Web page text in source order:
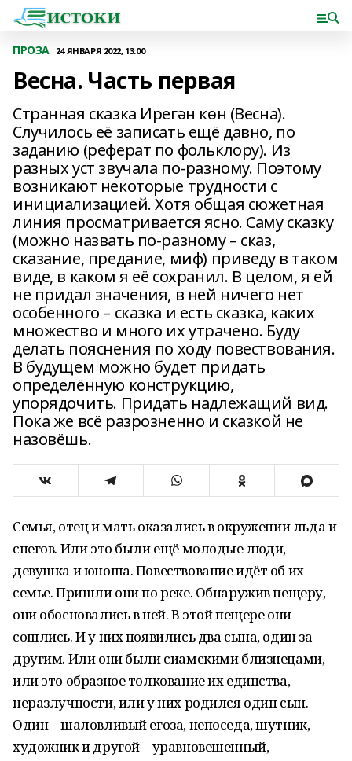
ПРОЗА 24 ЯНВАРЯ 2022, 13:00
Весна. Часть первая
Странная сказка Ирегән көн (Весна).
Случилось её записать ещё давно, по
заданию (реферат по фольклору). Из
разных уст звучала по-разному. Поэтому
возникают некоторые трудности с
инициализацией. Хотя общая сюжетная
линия просматривается ясно. Саму сказку
(можно назвать по-разному – сказ,
сказание, предание, миф) приведу в таком
виде, в каком я её сохранил. В целом, я ей
не придал значения, в ней ничего нет
особенного – сказка и есть сказка, каких
множество и много их утрачено. Буду
делать пояснения по ходу повествования.
В будущем можно будет придать
определённую конструкцию,
упорядочить. Придать надлежащий вид.
Пока же всё разрозненно и сказкой не
назовёшь.
Семья, отец и мать оказались в окружении льда и
снегов. Или это были ещё молодые люди,
девушка и юноша. Повествование идёт об их
семье. Пришли они по реке. Обнаружив пещеру,
они обосновались в ней. В этой пещере они
сошлись. И у них появились два сына, один за
другим. Или они были сиамскими близнецами,
или это образное толкование их единства,
неразлучности, или у них родился один сын.
Один – шаловливый егоза, непоседа, шутник,
художник и другой – уравновешенный,